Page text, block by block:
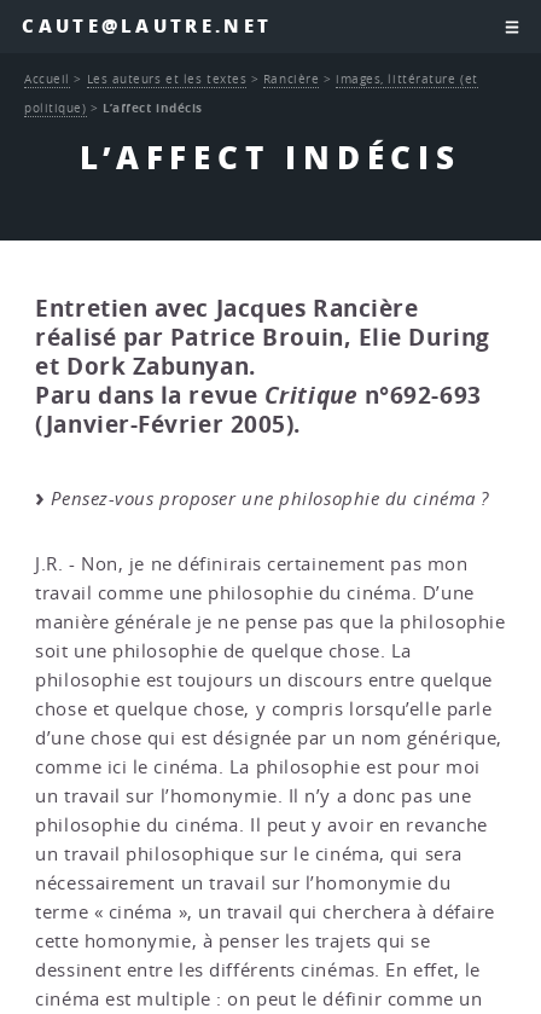
CAUTE@LAUTRE.NET
L’AFFECT INDÉCIS
Accueil > Les auteurs et les textes > Rancière > images, littérature (et
politique) > L’affect indécis
Entretien avec Jacques Rancière
réalisé par Patrice Brouin, Elie During
et Dork Zabunyan.
Paru dans la revue Critique n°692-693
(Janvier-Février 2005).
Pensez-vous proposer une philosophie du cinéma ?
J.R. - Non, je ne définirais certainement pas mon
travail comme une philosophie du cinéma. D’une
manière générale je ne pense pas que la philosophie
soit une philosophie de quelque chose. La
philosophie est toujours un discours entre quelque
chose et quelque chose, y compris lorsqu’elle parle
d’une chose qui est désignée par un nom générique,
comme ici le cinéma. La philosophie est pour moi
un travail sur l’homonymie. Il n’y a donc pas une
philosophie du cinéma. Il peut y avoir en revanche
un travail philosophique sur le cinéma, qui sera
nécessairement un travail sur l’homonymie du
terme « cinéma », un travail qui cherchera à défaire
cette homonymie, à penser les trajets qui se
dessinent entre les différents cinémas. En effet, le
cinéma est multiple : on peut le définir comme un